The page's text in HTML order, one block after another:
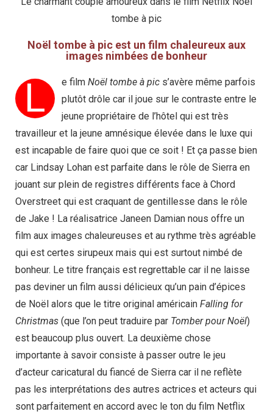
tombe à pic
Noël tombe à pic est un film chaleureux aux
images nimbées de bonheur
L e film Noël tombe à pic s’avère même parfois
plutôt drôle car il joue sur le contraste entre le
jeune propriétaire de l’hôtel qui est très
travailleur et la jeune amnésique élevée dans le luxe qui
est incapable de faire quoi que ce soit ! Et ça passe bien
car Lindsay Lohan est parfaite dans le rôle de Sierra en
jouant sur plein de registres différents face à Chord
Overstreet qui est craquant de gentillesse dans le rôle
de Jake ! La réalisatrice Janeen Damian nous offre un
film aux images chaleureuses et au rythme très agréable
qui est certes sirupeux mais qui est surtout nimbé de
bonheur. Le titre français est regrettable car il ne laisse
pas deviner un film aussi délicieux qu’un pain d’épices
de Noël alors que le titre original américain Falling for
Christmas (que l’on peut traduire par Tomber pour Noël)
est beaucoup plus ouvert. La deuxième chose
importante à savoir consiste à passer outre le jeu
d’acteur caricatural du fiancé de Sierra car il ne reflète
pas les interprétations des autres actrices et acteurs qui
sont parfaitement en accord avec le ton du film Netflix